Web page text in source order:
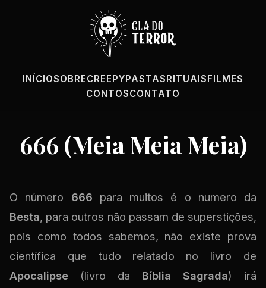
INÍCIOSOBRECREEPYPASTASRITUAISFILMES
CONTOSCONTATO
666 (Meia Meia Meia)
O número 666 para muitos é o numero da
Besta, para outros não passam de superstições,
pois como todos sabemos, não existe prova
científica que tudo relatado no livro de
Apocalipse (livro da Bíblia Sagrada) irá